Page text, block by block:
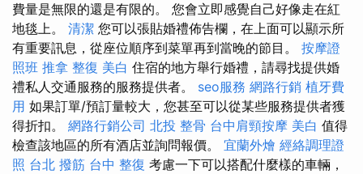
費量是無限的還是有限的。 您會立即感覺自己好像走在紅
地毯上。 清潔 您可以張貼婚禮佈告欄，在上面可以顯示所
有重要訊息，從座位順序到菜單再到當晚的節目。 按摩證
照班 推拿 整復 美白 住宿的地方舉行婚禮，請尋找提供婚
禮私人交通服務的服務提供者。 seo服務 網路行銷 植牙費
用 如果訂單/預訂量較大，您甚至可以從某些服務提供者獲
得折扣。 網路行銷公司 北投 整骨 台中肩頸按摩 美白 值得
檢查該地區的所有酒店並詢問報價。 宜蘭外燴 經絡調理證
照 台北 撥筋 台中 整復 考慮一下可以搭配什麼樣的車輛，